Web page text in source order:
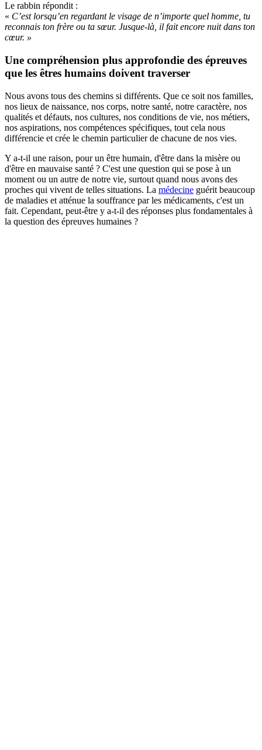
Le rabbin répondit :
« C’est lorsqu’en regardant le visage de n’importe quel homme, tu
reconnais ton frère ou ta sœur. Jusque-là, il fait encore nuit dans ton
cœur. »
Une compréhension plus approfondie des épreuves
que les êtres humains doivent traverser
Nous avons tous des chemins si différents. Que ce soit nos familles,
nos lieux de naissance, nos corps, notre santé, notre caractère, nos
qualités et défauts, nos cultures, nos conditions de vie, nos métiers,
nos aspirations, nos compétences spécifiques, tout cela nous
différencie et crée le chemin particulier de chacune de nos vies.
Y a-t-il une raison, pour un être humain, d'être dans la misère ou
d'être en mauvaise santé ? C'est une question qui se pose à un
moment ou un autre de notre vie, surtout quand nous avons des
proches qui vivent de telles situations. La médecine guérit beaucoup
de maladies et atténue la souffrance par les médicaments, c'est un
fait. Cependant, peut-être y a-t-il des réponses plus fondamentales à
la question des épreuves humaines ?